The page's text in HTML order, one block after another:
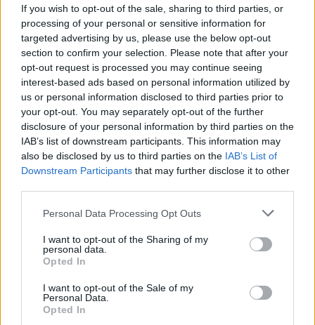
If you wish to opt-out of the sale, sharing to third parties, or
processing of your personal or sensitive information for
targeted advertising by us, please use the below opt-out
section to confirm your selection. Please note that after your
opt-out request is processed you may continue seeing
interest-based ads based on personal information utilized by
us or personal information disclosed to third parties prior to
your opt-out. You may separately opt-out of the further
disclosure of your personal information by third parties on the
IAB’s list of downstream participants. This information may
also be disclosed by us to third parties on the IAB’s List of
Downstream Participants that may further disclose it to other
Personal Data Processing Opt Outs
I want to opt-out of the Sharing of my
personal data.
Opted In
I want to opt-out of the Sale of my
Personal Data.
Opted In
ogni tre giorni”. Un rendimento che, per l’allenatore, non è
frutto del caso ma del lavoro costante svolto lontano dai
riflettori.
Il tecnico ha infatti evidenziato l’impegno del difensore nel
recupero e nella preparazione tra una partita e l’altra,
aspetto ancora più rilevante in una stagione segnata da
alti e bassi. “È sempre più difficile mantenersi in forma
quando una squadra ha così tanti insuccessi”, ha spiegato
Slot, lodando la forza mentale del suo capitano.
Oltre alla solidità difensiva, van Dijk continua a guidare il
gruppo con l’esempio, dentro e fuori dal campo. L’ultima
dimostrazione è arrivata contro il Sunderland, dove ha
perno attorno a cui ruota il Liverpool presente e futuro.